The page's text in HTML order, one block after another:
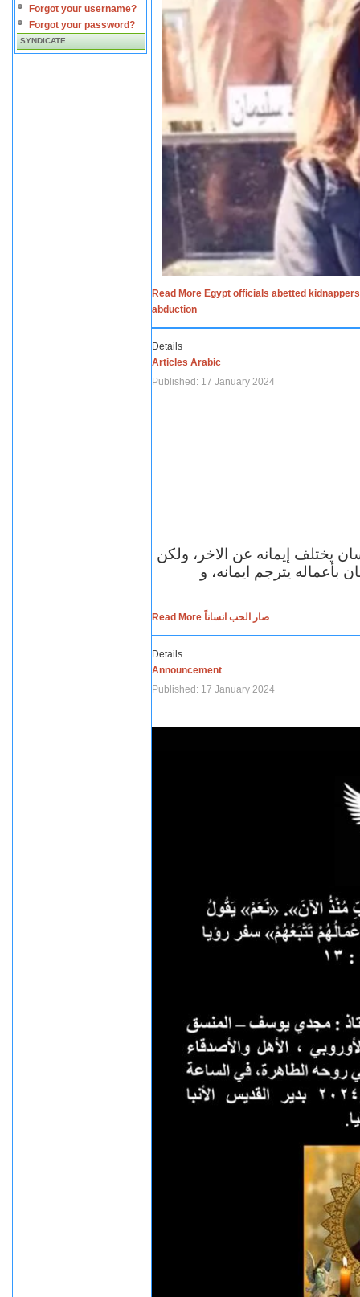
Forgot your username?
Forgot your password?
SYNDICATE
Read More Egypt officials abetted
abduction
Details
Articles Arabic
Published: 17 January 2024
يختلف إيمانه عن الاخر، ولكن
بأعماله يترجم ايمانه، و
Read More صار الحب انساناً
Details
Announcement
Published: 17 January 2024